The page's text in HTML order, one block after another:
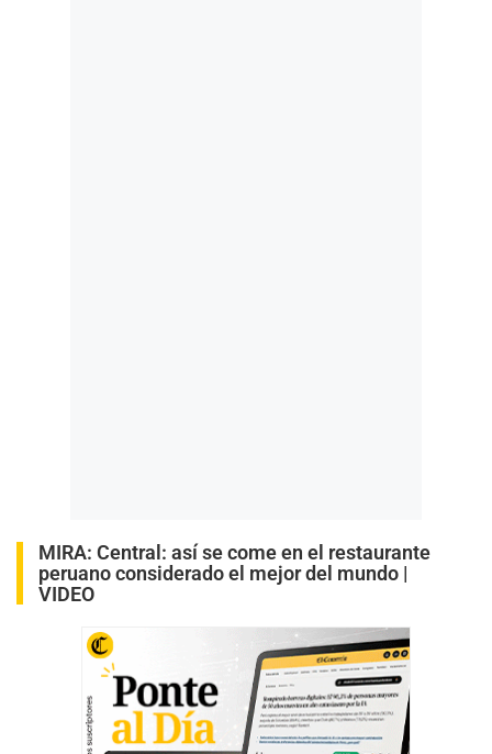
MIRA: Central: así se come en el restaurante
peruano considerado el mejor del mundo |
VIDEO